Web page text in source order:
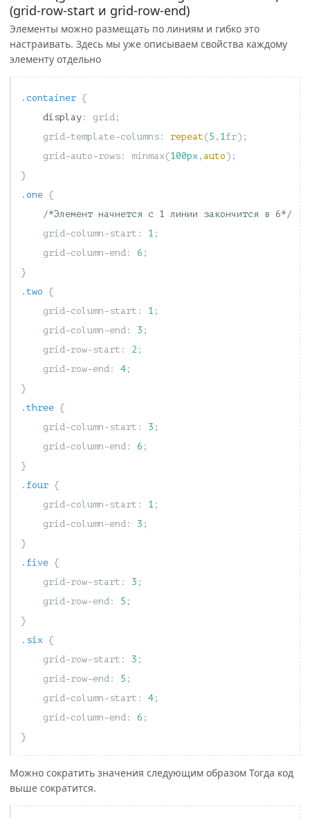
(grid-row-start и grid-row-end)
Элементы можно размещать по линиям и гибко это
настраивать. Здесь мы уже описываем свойства каждому
элементу отдельно
.container {
display : grid ;
grid-template-columns : repeat (5 , 1 fr);
grid-auto-rows : minmax (100px , auto);
}
.one {
/*Элемент начнется с 1 линии закончится в 6*/
grid-column-start : 1 ;
grid-column-end : 6 ;
}
.two
{
grid-column-start : 1 ;
grid-column-end : 3 ;
grid-row-start : 2 ;
grid-row-end : 4 ;
}
.three {
grid-column-start : 3 ;
grid-column-end : 6 ;
}
.four {
grid-column-start : 1 ;
grid-column-end : 3 ;
}
.five {
grid-row-start : 3 ;
grid-row-end : 5 ;
}
.six
{
grid-row-start : 3 ;
grid-row-end : 5 ;
grid-column-start : 4 ;
grid-column-end : 6 ;
}
Можно сократить значения следующим образом Тогда код
выше сократится.